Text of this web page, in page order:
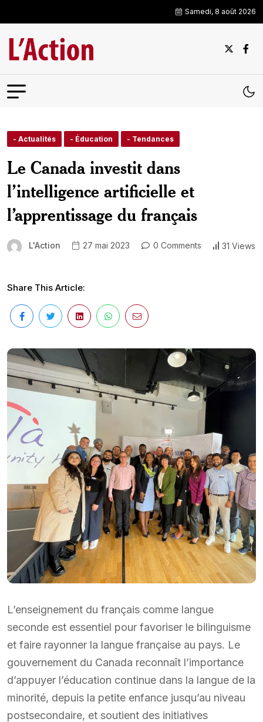
Samedi, 8 août 2026
- Actualités - Éducation - Tendances
Le Canada investit dans
l’intelligence artificielle et
l’apprentissage du français
L'Action 27 mai 2023 0 Comments 31 Views
Share This Article:
L’enseignement du français comme langue
seconde est essentiel pour favoriser le bilinguisme
et faire rayonner la langue française au pays. Le
gouvernement du Canada reconnaît l’importance
d’appuyer l’éducation continue dans la langue de la
minorité, depuis la petite enfance jusqu’au niveau
postsecondaire, et soutient des initiatives